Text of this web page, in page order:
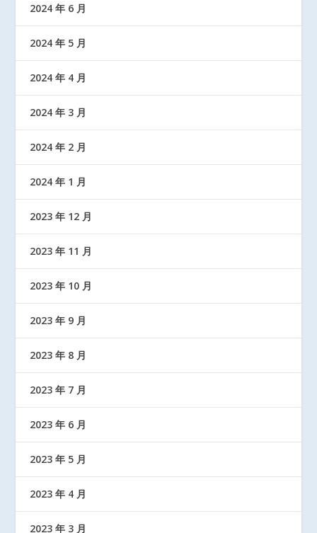
2024 年 6 月
2024 年 5 月
2024 年 4 月
2024 年 3 月
2024 年 2 月
2024 年 1 月
2023 年 12 月
2023 年 11 月
2023 年 10 月
2023 年 9 月
2023 年 8 月
2023 年 7 月
2023 年 6 月
2023 年 5 月
2023 年 4 月
2023 年 3 月